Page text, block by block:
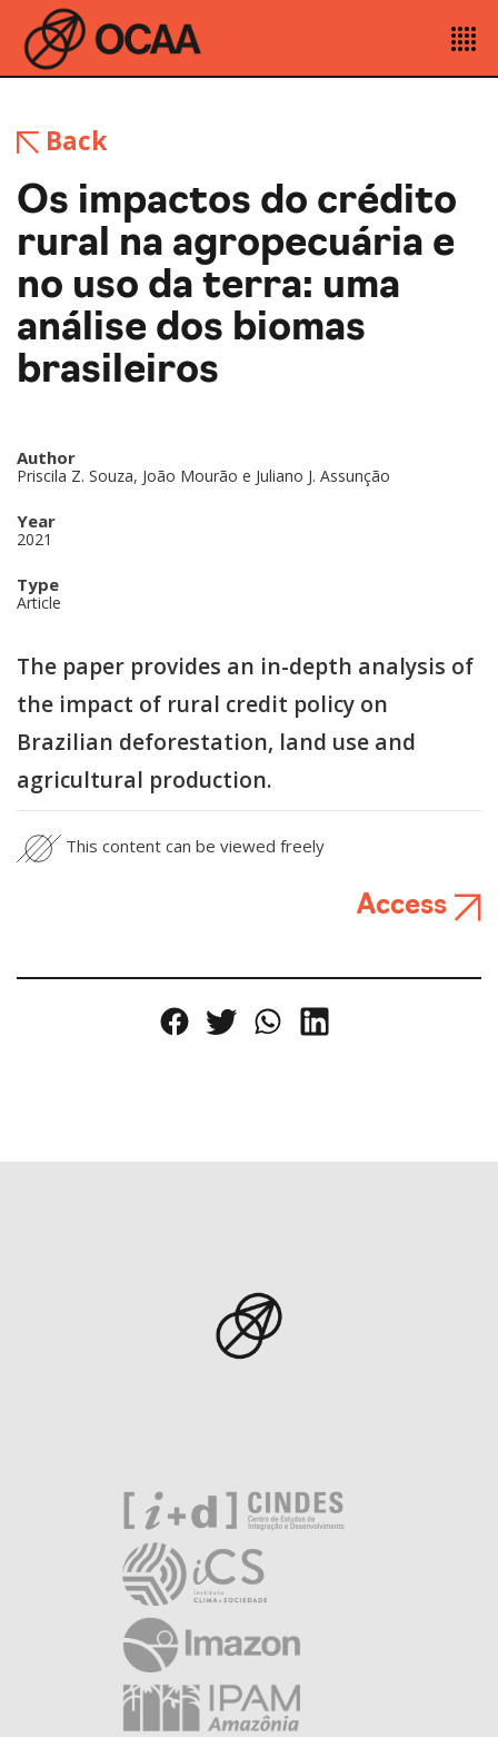
Back
Os impactos do crédito
rural na agropecuária e
no uso da terra: uma
análise dos biomas
brasileiros
Author
Priscila Z. Souza, João Mourão e Juliano J. Assunção
Year
2021
Type
Article
The paper provides an in-depth analysis of
the impact of rural credit policy on
Brazilian deforestation, land use and
agricultural production.
This content can be viewed freely
Access